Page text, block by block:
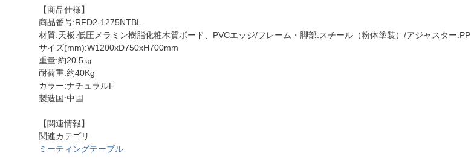
【商品仕様】
商品番号:RFD2-1275NTBL
材質:天板:低圧メラミン樹脂化粧木質ボード、PVCエッジ/フレーム・脚部:スチール（粉体塗装）/アジャスター:PP
サイズ(mm):W1200xD750xH700mm
重量:約20.5㎏
耐荷重:約40Kg
カラー:ナチュラルF
製造国:中国
【関連情報】
関連カテゴリ
ミーティングテーブル